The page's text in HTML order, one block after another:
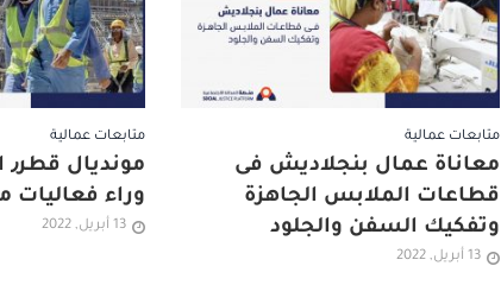
متابعات عمالية
معاناة عمال بنجلاديش فى
قطاعات الملابس الجاهزة
وتفكيك السفن والجلود
13 أبريل, 2022
متابعات عمالية
وراء فعاليات
13 أبريل, 2022